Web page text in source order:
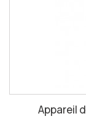
Appareil